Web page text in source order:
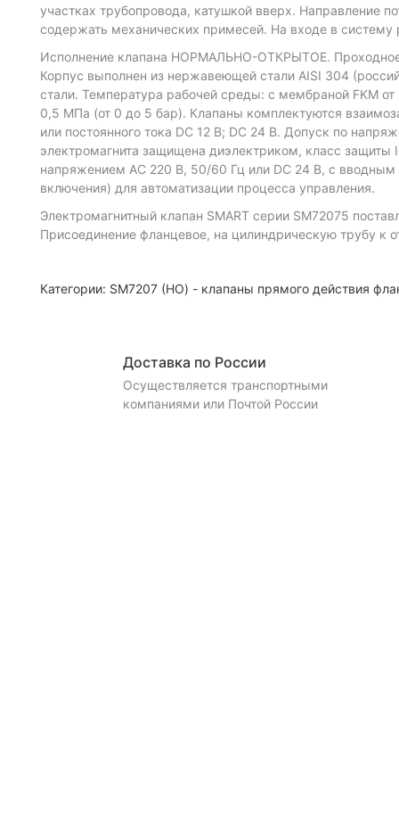
участках трубопровода, катушкой вверх. Направление
содержать механических примесей. На входе в систему
Исполнение клапана НОРМАЛЬНО-ОТКРЫТОЕ. Проходное
Корпус выполнен из нержавеющей стали AISI 304
стали. Температура рабочей среды: с мембраной FKM
0,5 МПа (от 0 до 5 бар). Клапаны комплектуются
или постоянного тока DC 12 В; DC 24 В. Допуск по
электромагнита защищена диэлектриком, класс
напряжением AC 220 В, 50/60 Гц или DC 24 В, с
включения) для автоматизации процесса управления.
Электромагнитный клапан SMART серии SM72075
Присоединение фланцевое, на цилиндрическую трубу к
Категории: SM7207 (НО) - клапаны прямого действия
Доставка по России
Осуществляется транспортными
компаниями или Почтой России